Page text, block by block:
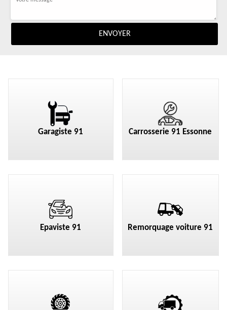
Garagiste 91 Carrosserie 91 Essonne
Epaviste 91 Remorquage voiture 91